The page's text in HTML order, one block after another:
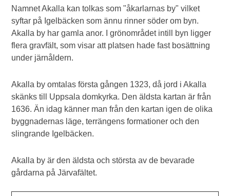
Namnet Akalla kan tolkas som "åkarlarnas by" vilket
syftar på Igelbäcken som ännu rinner söder om byn.
Akalla by har gamla anor. I grönområdet intill byn ligger
flera gravfält, som visar att platsen hade fast bosättning
under järnåldern.
Akalla by omtalas första gången 1323, då jord i Akalla
skänks till Uppsala domkyrka. Den äldsta kartan är från
1636. Än idag känner man från den kartan igen de olika
byggnadernas läge, terrängens formationer och den
slingrande Igelbäcken.
Akalla by är den äldsta och största av de bevarade
gårdarna på Järvafältet.